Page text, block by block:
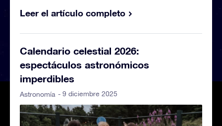
Leer el artículo completo
Calendario celestial 2026:
espectáculos astronómicos
imperdibles
Astronomía - 9 diciembre 2025